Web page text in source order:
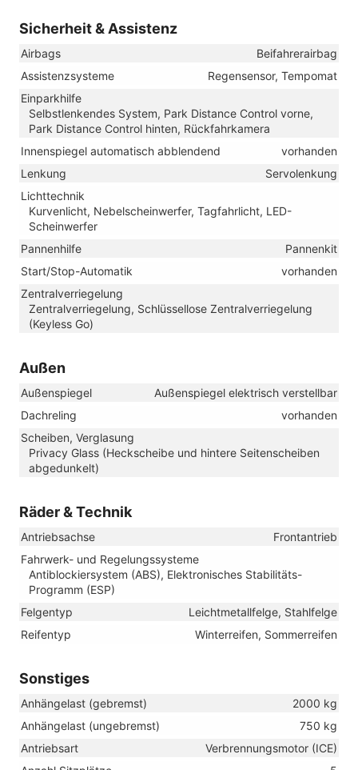
Sicherheit & Assistenz
Airbags
Beifahrerairbag
Assistenzsysteme
Regensensor, Tempomat
Einparkhilfe
Selbstlenkendes System, Park Distance Control vorne,
Park Distance Control hinten, Rückfahrkamera
Innenspiegel automatisch abblendend
vorhanden
Lenkung
Servolenkung
Lichttechnik
Kurvenlicht, Nebelscheinwerfer, Tagfahrlicht, LED-
Scheinwerfer
Pannenhilfe
Pannenkit
Start/Stop-Automatik
vorhanden
Zentralverriegelung
Zentralverriegelung, Schlüssellose Zentralverriegelung
(Keyless Go)
Außen
Außenspiegel
Außenspiegel elektrisch verstellbar
Dachreling
vorhanden
Scheiben, Verglasung
Privacy Glass (Heckscheibe und hintere Seitenscheiben
abgedunkelt)
Räder & Technik
Antriebsachse
Frontantrieb
Fahrwerk- und Regelungssysteme
Antiblockiersystem (ABS), Elektronisches Stabilitäts-
Programm (ESP)
Felgentyp
Leichtmetallfelge, Stahlfelge
Reifentyp
Winterreifen, Sommerreifen
Sonstiges
Anhängelast (gebremst)
2000 kg
Anhängelast (ungebremst)
750 kg
Antriebsart
Verbrennungsmotor (ICE)